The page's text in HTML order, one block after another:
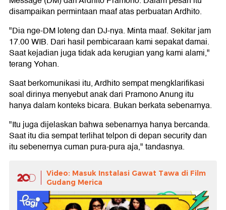
disampaikan permintaan maaf atas perbuatan Ardhito.
"Dia nge-DM loteng dan DJ-nya. Minta maaf. Sekitar jam
17.00 WIB. Dari hasil pembicaraan kami sepakat damai.
Saat kejadian juga tidak ada kerugian yang kami alami,"
terang Yohan.
Saat berkomunikasi itu, Ardhito sempat mengklarifikasi
soal dirinya menyebut anak dari Pramono Anung itu
hanya dalam konteks bicara. Bukan berkata sebenarnya.
"Itu juga dijelaskan bahwa sebenarnya hanya bercanda.
Saat itu dia sempat terlihat telpon di depan security dan
itu sebenernya cuman pura-pura aja," tandasnya.
Video: Masuk Instalasi Gawat Tawa di Film
Gudang Merica